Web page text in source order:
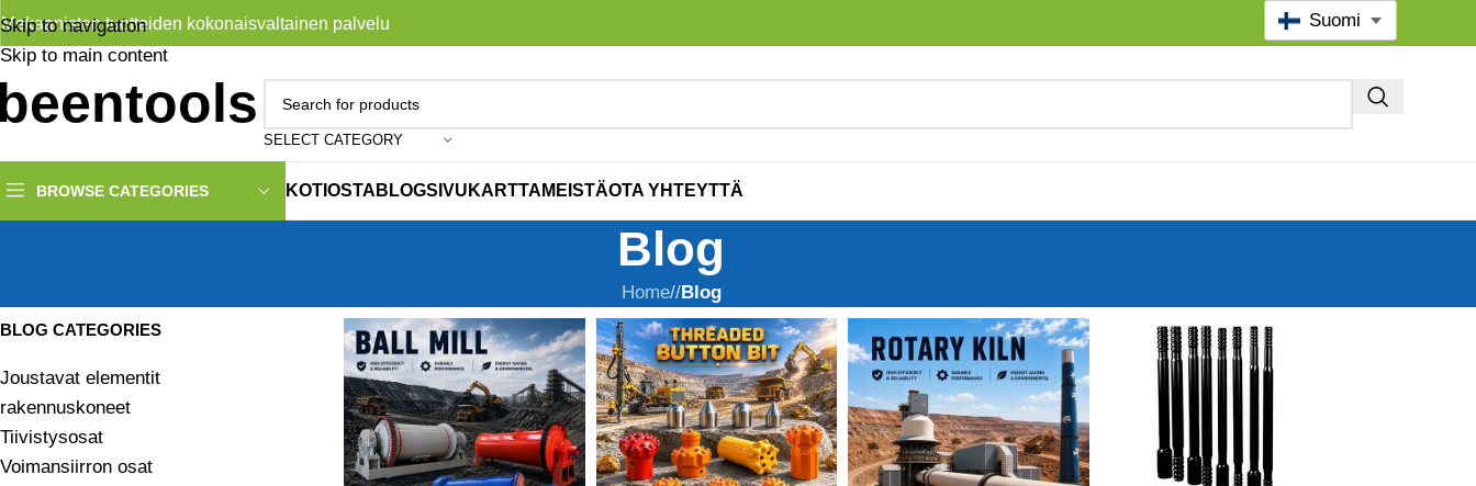
Skip to navigation
Skip to main content
Mekaanisten tuotteiden kokonaisvaltainen palvelu
SELECT CATEGORY
BROWSE CATEGORIES KOTI OSTA BLOGSIVUKARTTA MEISTÄOTA YHTEYTTÄ
Suomi
Blog
Home/ Blog
BLOG CATEGORIES
Joustavat elementit
rakennuskoneet
Tiivistysosat
Voimansiirron osat